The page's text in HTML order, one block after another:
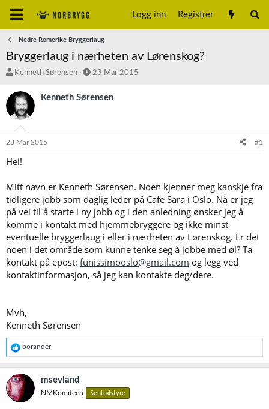
Logg inn Registrer
Nedre Romerike Bryggerlaug
Bryggerlaug i nærheten av Lørenskog?
T
å
d
s
t
Kenneth Sørensen
S
a
23 Mar 2015
Kenneth Sørensen
23 Mar 2015 #1
Hei!
Mitt navn er Kenneth Sørensen. Noen kjenner meg kanskje fra
tidligere jobb som daglig leder på Cafe Sara i Oslo. Nå er jeg
på vei til å starte i ny jobb og i den anledning ønsker jeg å
komme i kontakt med hjemmebryggere og ikke minst
eventuelle bryggerlaug i eller i nærheten av Lørenskog. Er det
noen i det område som kunne tenke seg å jobbe med øl? Ta
kontakt på epost: funissimooslo@gmail.com og legg ved
kontaktinformasjon, så jeg kan kontakte deg/dere.
Mvh,
Kenneth Sørensen
R
e
a
k
s
j
o
borander
msevland
NMKomiteen Sentralstyre